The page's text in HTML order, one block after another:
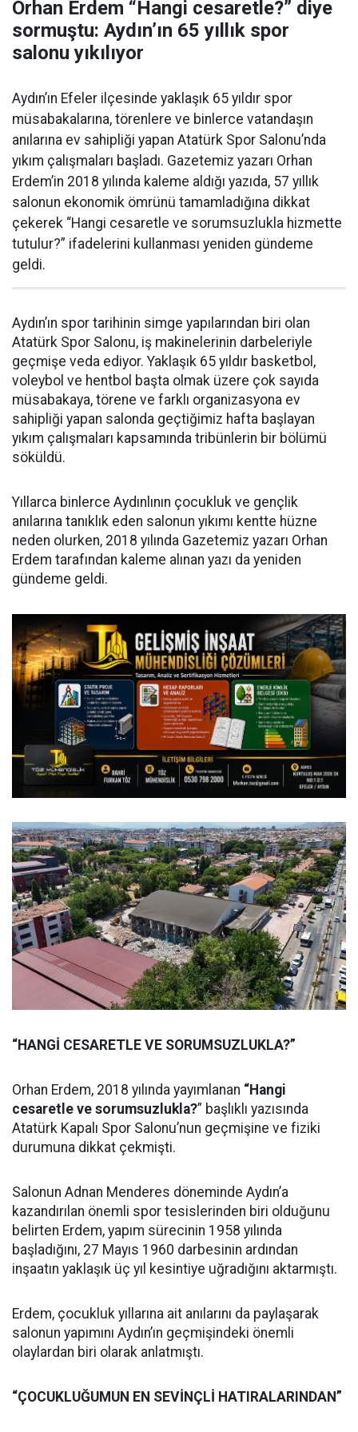
Orhan Erdem “Hangi cesaretle?” diye
sormuştu: Aydın’ın 65 yıllık spor
salonu yıkılıyor
Aydın’ın Efeler ilçesinde yaklaşık 65 yıldır spor
müsabakalarına, törenlere ve binlerce vatandaşın
anılarına ev sahipliği yapan Atatürk Spor Salonu’nda
yıkım çalışmaları başladı. Gazetemiz yazarı Orhan
Erdem’in 2018 yılında kaleme aldığı yazıda, 57 yıllık
salonun ekonomik ömrünü tamamladığına dikkat
çekerek “Hangi cesaretle ve sorumsuzlukla hizmette
tutulur?” ifadelerini kullanması yeniden gündeme
geldi.
Aydın’ın spor tarihinin simge yapılarından biri olan
Atatürk Spor Salonu, iş makinelerinin darbeleriyle
geçmişe veda ediyor. Yaklaşık 65 yıldır basketbol,
voleybol ve hentbol başta olmak üzere çok sayıda
müsabakaya, törene ve farklı organizasyona ev
sahipliği yapan salonda geçtiğimiz hafta başlayan
yıkım çalışmaları kapsamında tribünlerin bir bölümü
söküldü.
Yıllarca binlerce Aydınlının çocukluk ve gençlik
anılarına tanıklık eden salonun yıkımı kentte hüzne
neden olurken, 2018 yılında Gazetemiz yazarı Orhan
Erdem tarafından kaleme alınan yazı da yeniden
gündeme geldi.
“HANGİ CESARETLE VE SORUMSUZLUKLA?”
Orhan Erdem, 2018 yılında yayımlanan “Hangi
cesaretle ve sorumsuzlukla?” başlıklı yazısında
Atatürk Kapalı Spor Salonu’nun geçmişine ve fiziki
durumuna dikkat çekmişti.
Salonun Adnan Menderes döneminde Aydın’a
kazandırılan önemli spor tesislerinden biri olduğunu
belirten Erdem, yapım sürecinin 1958 yılında
başladığını, 27 Mayıs 1960 darbesinin ardından
inşaatın yaklaşık üç yıl kesintiye uğradığını aktarmıştı.
Erdem, çocukluk yıllarına ait anılarını da paylaşarak
salonun yapımını Aydın’ın geçmişindeki önemli
olaylardan biri olarak anlatmıştı.
“ÇOCUKLUĞUMUN EN SEVİNÇLİ HATIRALARINDAN”